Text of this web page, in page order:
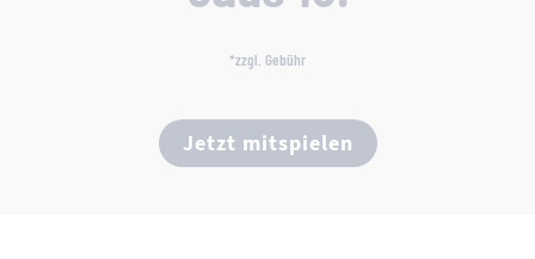
*zzgl. Gebühr
Jetzt mitspielen